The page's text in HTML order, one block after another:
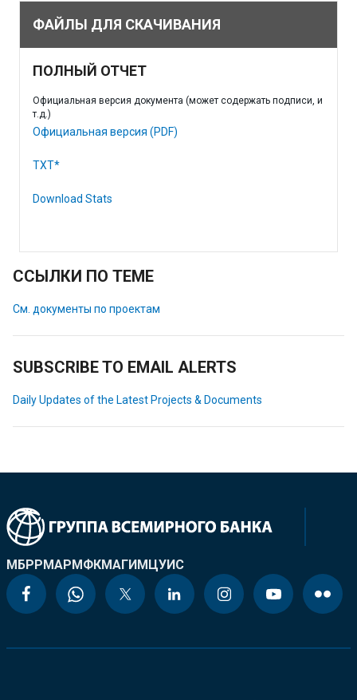
ФАЙЛЫ ДЛЯ СКАЧИВАНИЯ
ПОЛНЫЙ ОТЧЕТ
Официальная версия документа (может содержать подписи, и
т.д.)
Официальная версия (PDF)
TXT*
Download Stats
ССЫЛКИ ПО ТЕМЕ
См. документы по проектам
SUBSCRIBE TO EMAIL ALERTS
Daily Updates of the Latest Projects & Documents
МБРРМАРМФКМАГИМЦУИС